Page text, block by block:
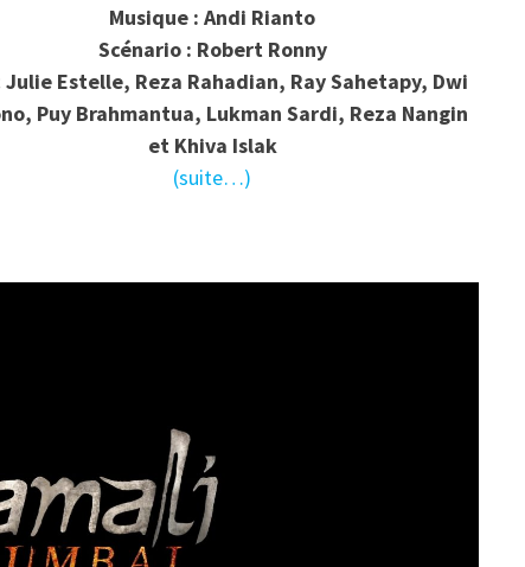
Musique : Andi Rianto
Scénario : Robert Ronny
Julie Estelle, Reza Rahadian, Ray Sahetapy, Dwi
Puy Brahmantua, Lukman Sardi, Reza Nangin
et Khiva Islak
(suite…)